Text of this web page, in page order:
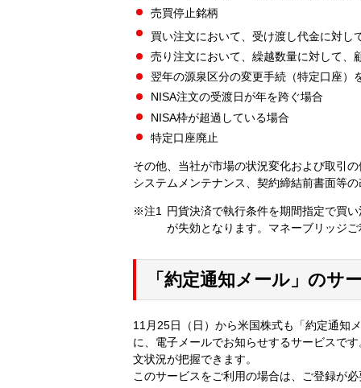
売買停止銘柄
買い注文において、受け渡し代金に対し
売り注文において、繰越数量に対して、
翌年の源泉区分の変更手続（特定口座）
NISA注文の受渡日が年を跨ぐ場合
NISA枠が超過している場合
特定口座廃止
その他、当社が市場の状況変化および取引
システムメンテナンス、契約締結前書面等
※注1
円貨決済で執行条件を期間指定で買
が失効となります。マネーブリッジ
「約定通知メール」のサ
11月25日（日）から米国株式も「約定通知
に、電子メールでお知らせするサービスで
文状況が把握できます。
このサービスをご利用の場合は、ご登録が